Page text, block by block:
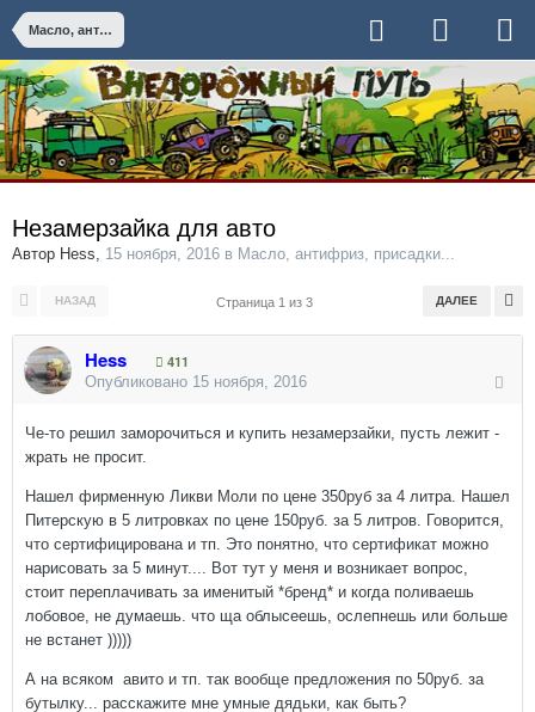
Масло, антифриз, присадки...
Незамерзайка для авто
Автор Hess, 15 ноября, 2016 в Масло, антифриз, присадки...
НАЗАД ДАЛЕЕ
Страница 1 из 3
Hess
411
Опубликовано 15 ноября, 2016
Че-то решил заморочиться и купить незамерзайки, пусть лежит -
жрать не просит.
Нашел фирменную Ликви Моли по цене 350руб за 4 литра. Нашел
Питерскую в 5 литровках по цене 150руб. за 5 литров. Говорится,
что сертифицирована и тп. Это понятно, что сертификат можно
нарисовать за 5 минут.... Вот тут у меня и возникает вопрос,
стоит переплачивать за именитый *бренд* и когда поливаешь
лобовое, не думаешь. что ща облысеешь, ослепнешь или больше
не встанет )))))
А на всяком авито и тп. так вообще предложения по 50руб. за
бутылку... расскажите мне умные дядьки, как быть?